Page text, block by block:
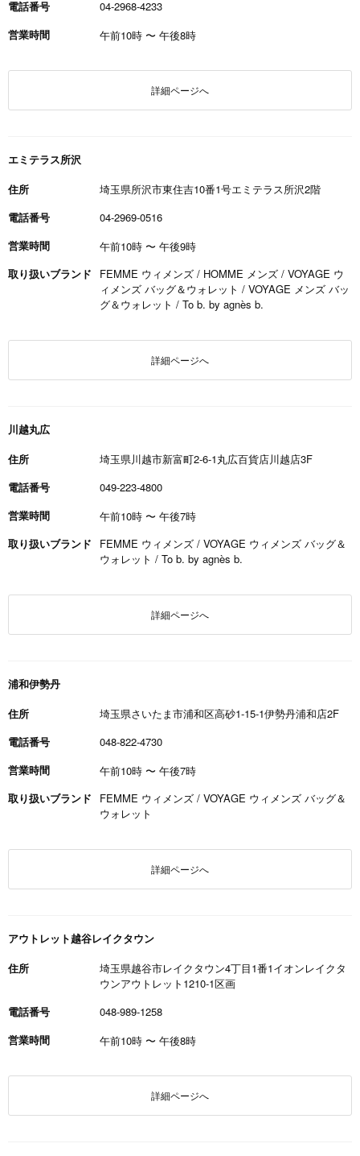
電話番号
04-2968-4233
営業時間
午前10時 〜 午後8時
詳細ページへ
エミテラス所沢
住所
埼玉県所沢市東住吉10番1号エミテラス所沢2階
電話番号
04-2969-0516
営業時間
午前10時 〜 午後9時
取り扱いブランド
FEMME ウィメンズ / HOMME メンズ / VOYAGE ウ
ィメンズ バッグ＆ウォレット / VOYAGE メンズ バッ
グ＆ウォレット / To b. by agnès b.
詳細ページへ
川越丸広
住所
埼玉県川越市新富町2-6-1丸広百貨店川越店3F
電話番号
049-223-4800
営業時間
午前10時 〜 午後7時
取り扱いブランド
FEMME ウィメンズ / VOYAGE ウィメンズ バッグ＆
ウォレット / To b. by agnès b.
詳細ページへ
浦和伊勢丹
住所
埼玉県さいたま市浦和区高砂1-15-1伊勢丹浦和店2F
電話番号
048-822-4730
営業時間
午前10時 〜 午後7時
取り扱いブランド
FEMME ウィメンズ / VOYAGE ウィメンズ バッグ＆
ウォレット
詳細ページへ
アウトレット越谷レイクタウン
住所
埼玉県越谷市レイクタウン4丁目1番1イオンレイクタ
ウンアウトレット1210-1区画
電話番号
048-989-1258
営業時間
午前10時 〜 午後8時
詳細ページへ